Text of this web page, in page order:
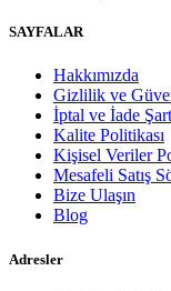
SAYFALAR
Hakkımızda
Gizlilik ve
İptal ve İade
Kalite Politikası
Kişisel Veriler
Mesafeli Satış
Bize Ulaşın
Blog
Adresler